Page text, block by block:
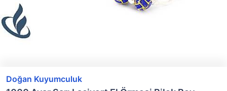
Doğan Kuyumculuk